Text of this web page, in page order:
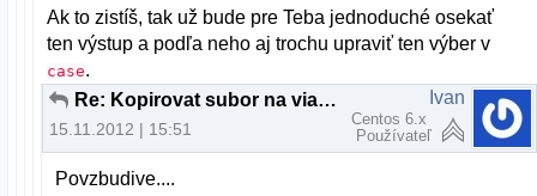
Ak to zistíš, tak už bude pre Teba jednoduché osekať
ten výstup a podľa neho aj trochu upraviť ten výber v
case.
Re: Kopirovat subor na viacere servery
15.11.2012 | 15:51
Ivan
Centos 6.x
Používateľ
Povzbudive....